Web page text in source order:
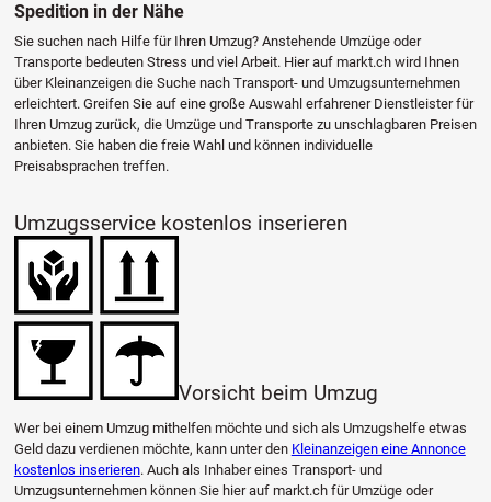
Spedition in der Nähe
Sie suchen nach Hilfe für Ihren Umzug? Anstehende Umzüge oder
Transporte bedeuten Stress und viel Arbeit. Hier auf markt.ch wird Ihnen
über Kleinanzeigen die Suche nach Transport- und Umzugsunternehmen
erleichtert. Greifen Sie auf eine große Auswahl erfahrener Dienstleister für
Ihren Umzug zurück, die Umzüge und Transporte zu unschlagbaren Preisen
anbieten. Sie haben die freie Wahl und können individuelle
Preisabsprachen treffen.
Umzugsservice kostenlos inserieren
Vorsicht beim Umzug
Wer bei einem Umzug mithelfen möchte und sich als Umzugshelfe etwas
Geld dazu verdienen möchte, kann unter den Kleinanzeigen eine Annonce
kostenlos inserieren. Auch als Inhaber eines Transport- und
Umzugsunternehmen können Sie hier auf markt.ch für Umzüge oder